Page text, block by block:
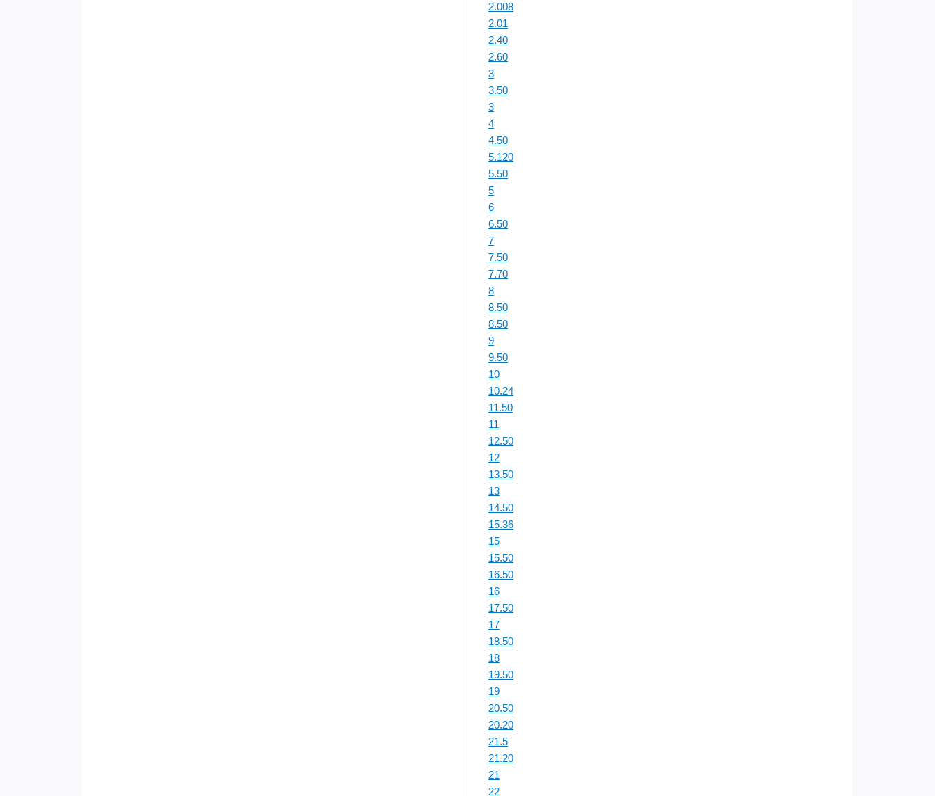
2.008
2.01
2.40
2.60
3
3.50
3
4
4.50
5.120
5.50
5
6
6.50
7
7.50
7.70
8
8.50
8.50
9
9.50
10
10.24
11.50
11
12.50
12
13.50
13
14.50
15.36
15
15.50
16.50
16
17.50
17
18.50
18
19.50
19
20.50
20.20
21.5
21.20
21
22